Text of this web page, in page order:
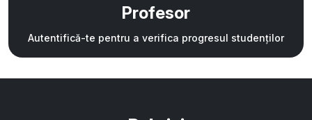
Profesor
Autentifică-te pentru a verifica progresul studenților